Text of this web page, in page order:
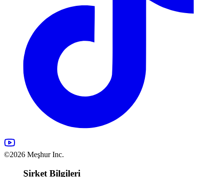
©2026 Meşhur Inc.
Şirket Bilgileri